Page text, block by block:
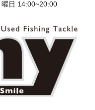
日 14:00~20:00